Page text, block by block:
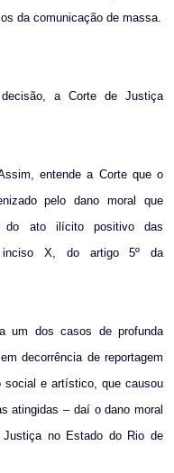
da comunicação de massa.
a Corte de Justiça
entende a Corte que o
pelo dano moral que
do ato ilícito positivo das
inciso X, do artigo 5º da
um dos casos de profunda
decorrência de reportagem
social e artístico, que causou
atingidas – daí o dano moral
Justiça no Estado do Rio de